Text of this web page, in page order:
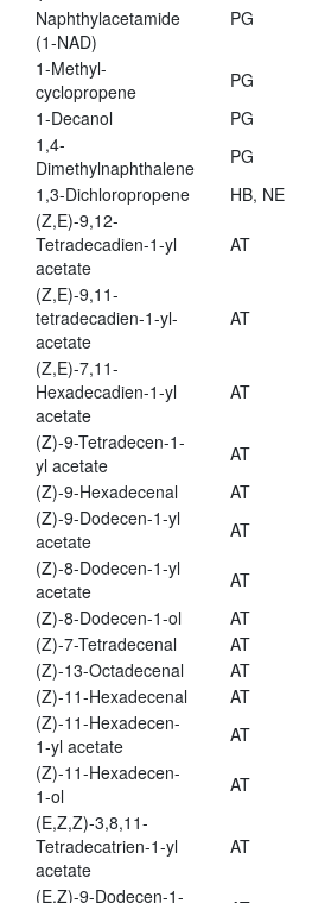
Naphthylacetamide
(1-NAD)
PG
1-Methyl-
cyclopropene
PG
1-Decanol
PG
1,4-
Dimethylnaphthalene
PG
1,3-Dichloropropene
HB, NE
(Z,E)-9,12-
Tetradecadien-1-yl
acetate
AT
(Z,E)-9,11-
tetradecadien-1-yl-
acetate
AT
(Z,E)-7,11-
Hexadecadien-1-yl
acetate
AT
(Z)-9-Tetradecen-1-
yl acetate
AT
(Z)-9-Hexadecenal
AT
(Z)-9-Dodecen-1-yl
acetate
AT
(Z)-8-Dodecen-1-yl
acetate
AT
(Z)-8-Dodecen-1-ol
AT
(Z)-7-Tetradecenal
AT
(Z)-13-Octadecenal
AT
(Z)-11-Hexadecenal
AT
(Z)-11-Hexadecen-
1-yl acetate
AT
(Z)-11-Hexadecen-
1-ol
AT
(E,Z,Z)-3,8,11-
Tetradecatrien-1-yl
acetate
AT
(E,Z)-9-Dodecen-1-